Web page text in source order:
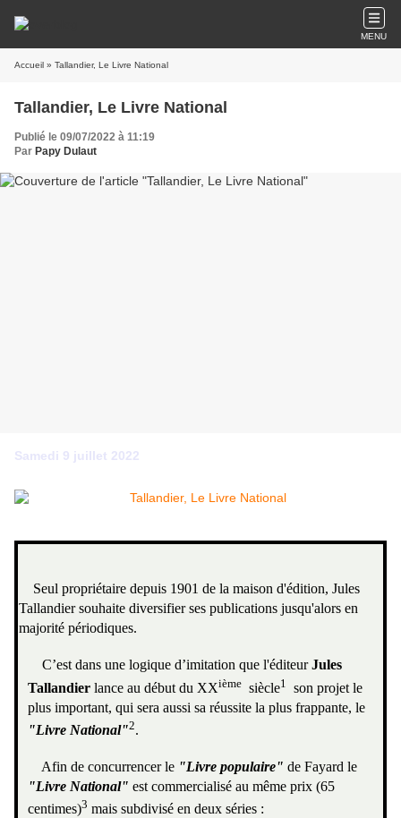
MENU
Accueil » Tallandier, Le Livre National
Tallandier, Le Livre National
Publié le 09/07/2022 à 11:19
Par Papy Dulaut
Samedi 9 juillet 2022
Seul propriétaire depuis 1901 de la maison d'édition, Jules
Tallandier souhaite diversifier ses publications jusqu'alors en
majorité périodiques.
C’est dans une logique d’imitation que l'éditeurJules
Tallandier lance au début du XXième siècle1
son projet le
plus important, qui sera aussi sa réussite la plus frappante, le
"Livre National"2.
Afin de concurrencer le "Livre populaire" de Fayard le
"Livre National" est commercialisé au même prix (65
centimes)3 mais subdivisé en deux séries :